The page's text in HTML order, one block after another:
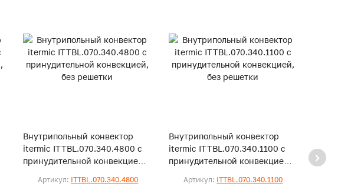
Внутрипольный конвектор
itermic ITTBL.070.340.4800 с
принудительной конвекцией,
Артикул: ITTBL.070.340.4800
Внутрипольный конвектор
itermic ITTBL.070.340.1100 с
принудительной конвекцией,
Артикул: ITTBL.070.340.1100